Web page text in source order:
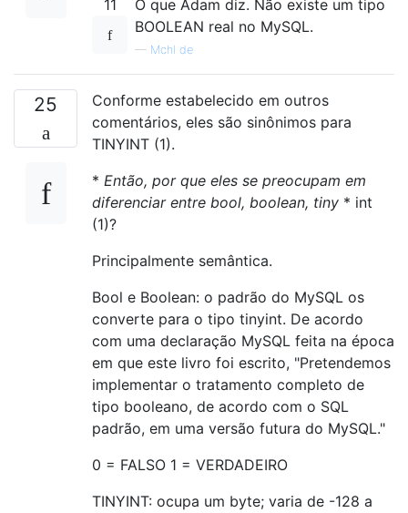
11
O que Adam diz. Não existe um tipo
BOOLEAN real no MySQL.
— Mchl de
25
Conforme estabelecido em outros
comentários, eles são sinônimos para
TINYINT (1).
* Então, por que eles se preocupam em
diferenciar entre bool, boolean, tiny * int
(1)?
Principalmente semântica.
Bool e Boolean: o padrão do MySQL os
converte para o tipo tinyint. De acordo
com uma declaração MySQL feita na época
em que este livro foi escrito, "Pretendemos
implementar o tratamento completo de
tipo booleano, de acordo com o SQL
padrão, em uma versão futura do MySQL."
0 = FALSO 1 = VERDADEIRO
TINYINT: ocupa um byte; varia de -128 a